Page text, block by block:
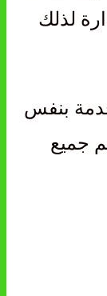
لذلك
بنفس
جميع